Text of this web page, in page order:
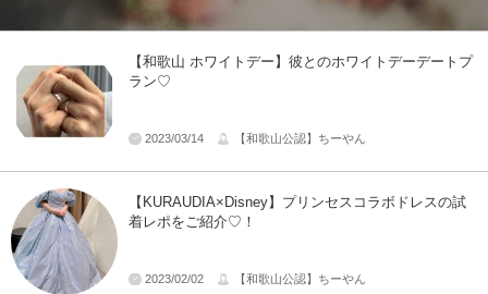
【和歌山 ホワイトデー】彼とのホワイトデーデートプ
ラン♡
2023/03/14 【和歌山公認】ちーやん
【KURAUDIA×Disney】プリンセスコラボドレスの試
着レポをご紹介♡！
2023/02/02 【和歌山公認】ちーやん